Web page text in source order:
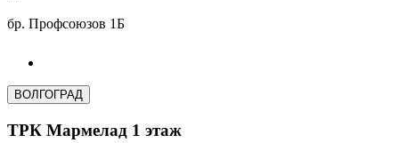
бр. Профсоюзов 1Б
ВОЛГОГРАД
ТРК Мармелад 1 этаж